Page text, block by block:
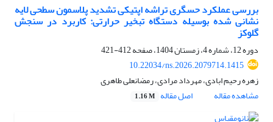
بررسی عملکرد حسگری تراشه اپتیکی تشدید پلاسمون سطحی لایه
‎نشانی شده بوسیله دستگاه تبخیر حرارتی: کاربرد در سنجش
گلوکز
دوره 12، شماره 4، زمستان 1404، صفحه
412-421
10.22034/ns.2026.2079714.1415
زهره رحیم ابادی، مهرداد مرادی، رمضانعلی طاهری
مشاهده مقاله
اصل مقاله 1.16 M